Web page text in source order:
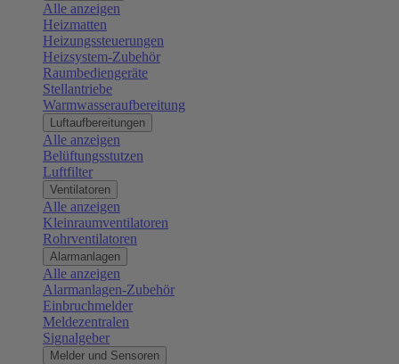
Alle anzeigen
Heizmatten
Heizungssteuerungen
Heizsystem-Zubehör
Raumbediengeräte
Stellantriebe
Warmwasseraufbereitung
Luftaufbereitungen
Alle anzeigen
Belüftungsstutzen
Luftfilter
Ventilatoren
Alle anzeigen
Kleinraumventilatoren
Rohrventilatoren
Alarmanlagen
Alle anzeigen
Alarmanlagen-Zubehör
Einbruchmelder
Meldezentralen
Signalgeber
Melder und Sensoren